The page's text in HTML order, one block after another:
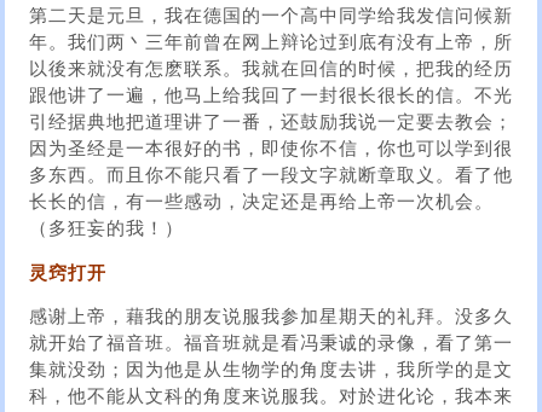
第二天是元旦，我在德国的一个高中同学给我发信问候新
年。我们两丶三年前曾在网上辩论过到底有没有上帝，所
以後来就没有怎麽联系。我就在回信的时候，把我的经历
跟他讲了一遍，他马上给我回了一封很长很长的信。不光
引经据典地把道理讲了一番，还鼓励我说一定要去教会；
因为圣经是一本很好的书，即使你不信，你也可以学到很
多东西。而且你不能只看了一段文字就断章取义。看了他
长长的信，有一些感动，决定还是再给上帝一次机会。
（多狂妄的我！）
灵窍打开
感谢上帝，藉我的朋友说服我参加星期天的礼拜。没多久
就开始了福音班。福音班就是看冯秉诚的录像，看了第一
集就没劲；因为他是从生物学的角度去讲，我所学的是文
科，他不能从文科的角度来说服我。对於进化论，我本来